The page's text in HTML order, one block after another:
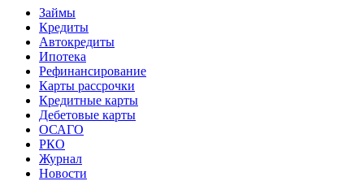
Займы
Кредиты
Автокредиты
Ипотека
Рефинансирование
Карты рассрочки
Кредитные карты
Дебетовые карты
ОСАГО
РКО
Журнал
Новости